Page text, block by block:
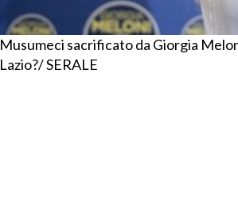
Musumeci sacrificato da Giorgia
Lazio?/ SERALE